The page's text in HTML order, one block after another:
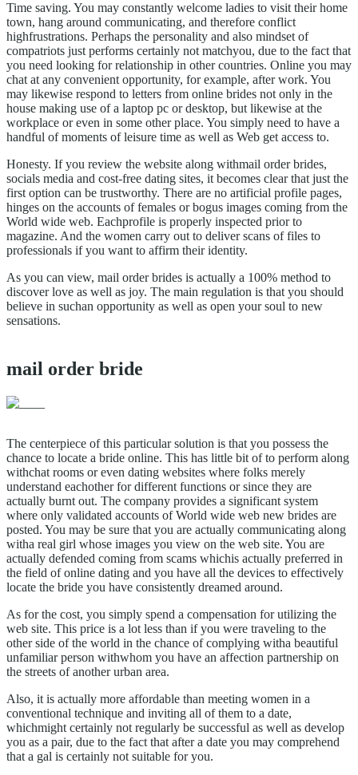
Time saving. You may constantly welcome ladies to visit their home
town, hang around communicating, and therefore conflict
highfrustrations. Perhaps the personality and also mindset of
compatriots just performs certainly not matchyou, due to the fact that
you need looking for relationship in other countries. Online you may
chat at any convenient opportunity, for example, after work. You
may likewise respond to letters from online brides not only in the
house making use of a laptop pc or desktop, but likewise at the
workplace or even in some other place. You simply need to have a
handful of moments of leisure time as well as Web get access to.
Honesty. If you review the website along withmail order brides,
socials media and cost-free dating sites, it becomes clear that just the
first option can be trustworthy. There are no artificial profile pages,
hinges on the accounts of females or bogus images coming from the
World wide web. Eachprofile is properly inspected prior to
magazine. And the women carry out to deliver scans of files to
professionals if you want to affirm their identity.
As you can view, mail order brides is actually a 100% method to
discover love as well as joy. The main regulation is that you should
believe in suchan opportunity as well as open your soul to new
sensations.
mail order bride
The centerpiece of this particular solution is that you possess the
chance to locate a bride online. This has little bit of to perform along
withchat rooms or even dating websites where folks merely
understand eachother for different functions or since they are
actually burnt out. The company provides a significant system
where only validated accounts of World wide web new brides are
posted. You may be sure that you are actually communicating along
witha real girl whose images you view on the web site. You are
actually defended coming from scams whichis actually preferred in
the field of online dating and you have all the devices to effectively
locate the bride you have consistently dreamed around.
As for the cost, you simply spend a compensation for utilizing the
web site. This price is a lot less than if you were traveling to the
other side of the world in the chance of complying witha beautiful
unfamiliar person withwhom you have an affection partnership on
the streets of another urban area.
Also, it is actually more affordable than meeting women in a
conventional technique and inviting all of them to a date,
whichmight certainly not regularly be successful as well as develop
you as a pair, due to the fact that after a date you may comprehend
that a gal is certainly not suitable for you.